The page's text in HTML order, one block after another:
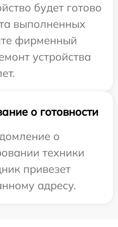
будет готово
выполненных
фирменный
устройства
о готовности
о
техники
привезет
адресу.